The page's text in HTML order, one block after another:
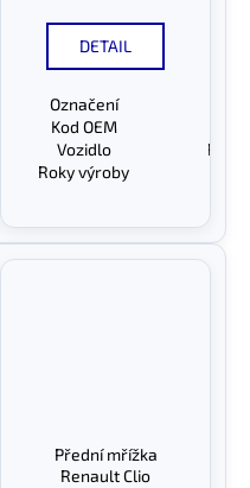
mřížka
Trafic II Lift
2014
DETAIL
Označení
Kod OEM
Vozidlo
Roky výroby
Přední mřížka
Renault Clio